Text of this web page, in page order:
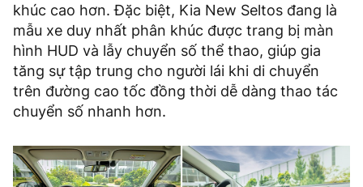
khúc cao hơn. Đặc biệt, Kia New Seltos đang là
mẫu xe duy nhất phân khúc được trang bị màn
hình HUD và lẫy chuyển số thể thao, giúp gia
tăng sự tập trung cho người lái khi di chuyển
trên đường cao tốc đồng thời dễ dàng thao tác
chuyển số nhanh hơn.